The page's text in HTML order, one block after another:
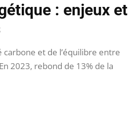
: enjeux et
carbone et de l’équilibre entre
2023, rebond de 13% de la